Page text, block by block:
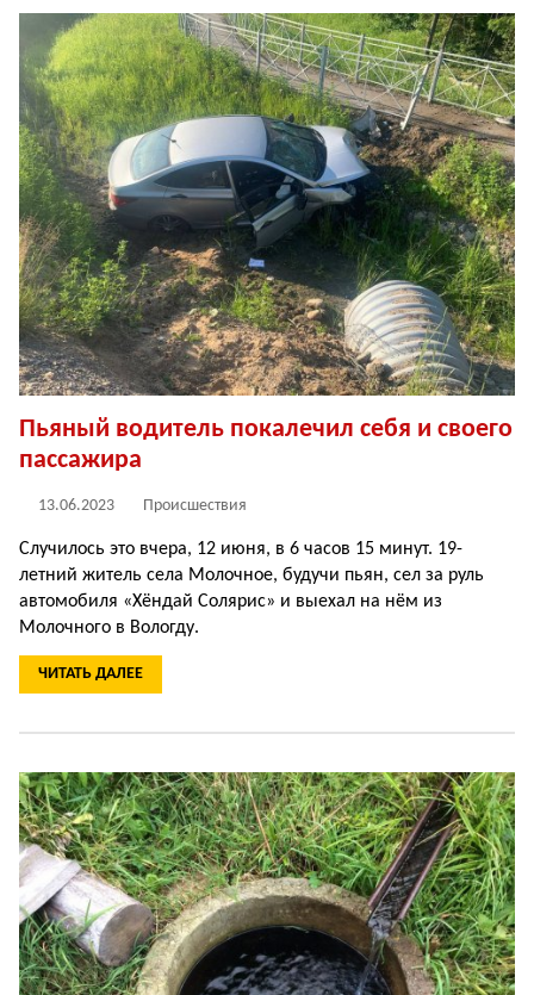
Пьяный водитель покалечил себя и своего
пассажира
13.06.2023 Происшествия
Случилось это вчера, 12 июня, в 6 часов 15 минут. 19-
летний житель села Молочное, будучи пьян, сел за руль
автомобиля «Хёндай Солярис» и выехал на нём из
Молочного в Вологду.
ЧИТАТЬ ДАЛЕЕ